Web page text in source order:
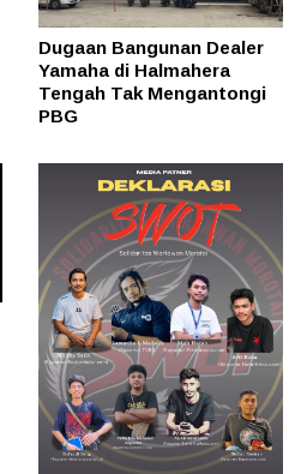
Dugaan Bangunan Dealer
Yamaha di Halmahera
Tengah Tak Mengantongi
PBG